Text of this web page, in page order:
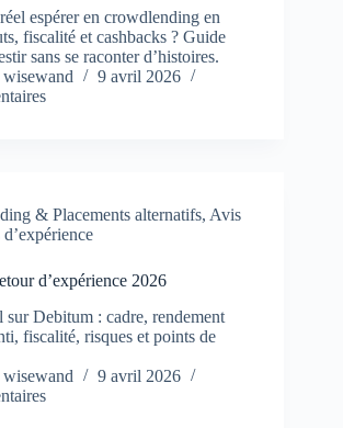
espérer en crowdlending en
fiscalité et cashbacks ? Guide
sans se raconter d’histoires.
9 avril 2026
& Placements alternatifs, Avis
d’expérience 2026
sur Debitum : cadre, rendement
fiscalité, risques et points de
9 avril 2026